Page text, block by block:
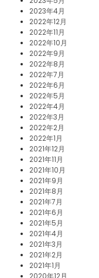
2023年4月
2022年12月
2022年11月
2022年10月
2022年9月
2022年8月
2022年7月
2022年6月
2022年5月
2022年4月
2022年3月
2022年2月
2022年1月
2021年12月
2021年11月
2021年10月
2021年9月
2021年8月
2021年7月
2021年6月
2021年5月
2021年4月
2021年3月
2021年2月
2021年1月
2020年12月